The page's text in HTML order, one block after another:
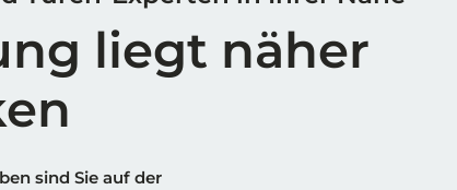
liegt näher
sind Sie auf der